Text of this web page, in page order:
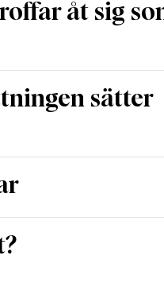
åt sig
sätter